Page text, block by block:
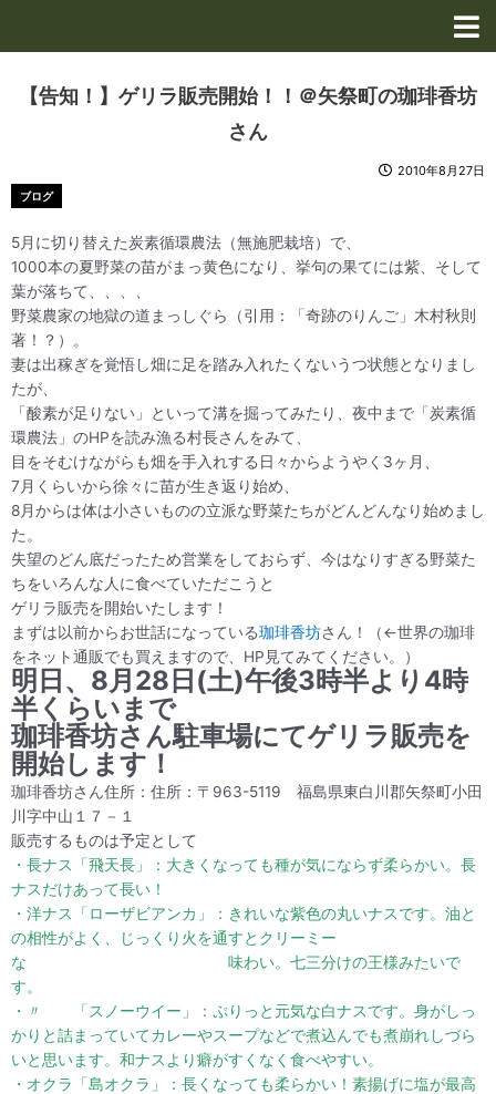
【告知！】ゲリラ販売開始！！＠矢祭町の珈琲香坊
さん
2010年8月27日
ブログ
5月に切り替えた炭素循環農法（無施肥栽培）で、
1000本の夏野菜の苗がまっ黄色になり、挙句の果てには紫、そして
葉が落ちて、、、、
野菜農家の地獄の道まっしぐら（引用：「奇跡のりんご」木村秋則
著！？）。
妻は出稼ぎを覚悟し畑に足を踏み入れたくないうつ状態となりまし
たが、
「酸素が足りない」といって溝を掘ってみたり、夜中まで「炭素循
環農法」のHPを読み漁る村長さんをみて、
目をそむけながらも畑を手入れする日々からようやく3ヶ月、
7月くらいから徐々に苗が生き返り始め、
8月からは体は小さいものの立派な野菜たちがどんどんなり始めまし
た。
失望のどん底だったため営業をしておらず、今はなりすぎる野菜た
ちをいろんな人に食べていただこうと
ゲリラ販売を開始いたします！
まずは以前からお世話になっている珈琲香坊さん！（←世界の珈琲
をネット通販でも買えますので、HP見てみてください。）
明日、8月28日(土)午後3時半より4時
半くらいまで
珈琲香坊さん駐車場にてゲリラ販売を
開始します！
珈琲香坊さん住所：住所：〒963-5119 福島県東白川郡矢祭町小田
川字中山１７－１
販売するものは予定として
・長ナス「飛天長」：大きくなっても種が気にならず柔らかい。長
ナスだけあって長い！
・洋ナス「ローザビアンカ」：きれいな紫色の丸いナスです。油と
の相性がよく、じっくり火を通すとクリーミー
な 味わい。七三分けの王様みたいで
す。
・〃 「スノーウイー」：ぷりっと元気な白ナスです。身がしっ
かりと詰まっていてカレーやスープなどで煮込んでも煮崩れしづら
いと思います。和ナスより癖がすくなく食べやすい。
・オクラ「島オクラ」：長くなっても柔らかい！素揚げに塩が最高